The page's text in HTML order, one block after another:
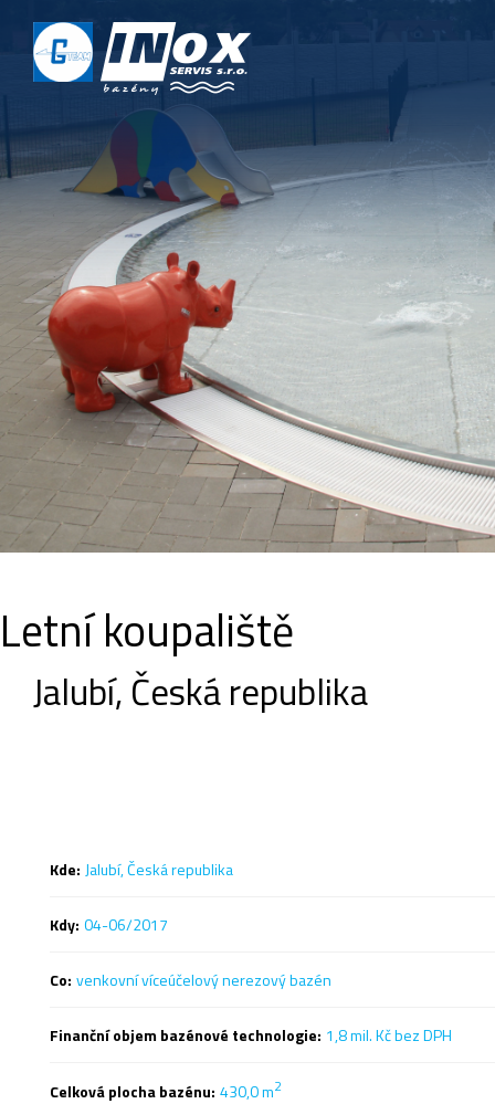
DOMŮ
O NÁS
PROJEKTY
REALIZACE
KONTAKT
Letní koupaliště
Jalubí, Česká republika
Kde: Jalubí, Česká republika
Kdy: 04-06/2017
Co: venkovní víceúčelový nerezový bazén
Finanční objem bazénové technologie: 1,8 mil. Kč bez DPH
Celková plocha bazénu: 430,0 m2